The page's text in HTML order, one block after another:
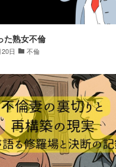
た熟女不倫
日 不倫